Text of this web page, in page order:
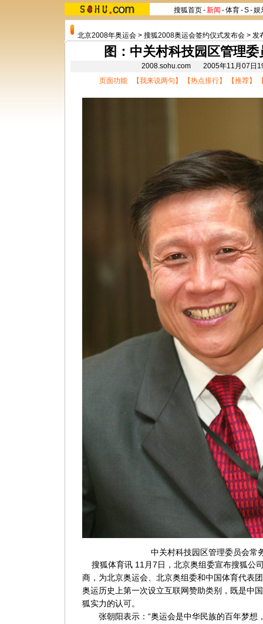
搜狐首页-新闻 -体育-S-娱
北京2008年奥运会 > 搜狐2008奥运会签约仪式发布会 > 发
图：中关村科技园区管理
2008.sohu.com 2005年11月07
页面功能 【我来说两句 】 【热点排行】 【推荐】
中关村科技园区管理委员会常
搜狐体育讯 11月7日，北京奥组委宣布搜狐公
商，为北京奥运会、北京奥组委和中国体育代表
奥运历史上第一次设立互联网赞助类别，既是中
狐实力的认可。
张朝阳表示：“奥运会是中华民族的百年梦想